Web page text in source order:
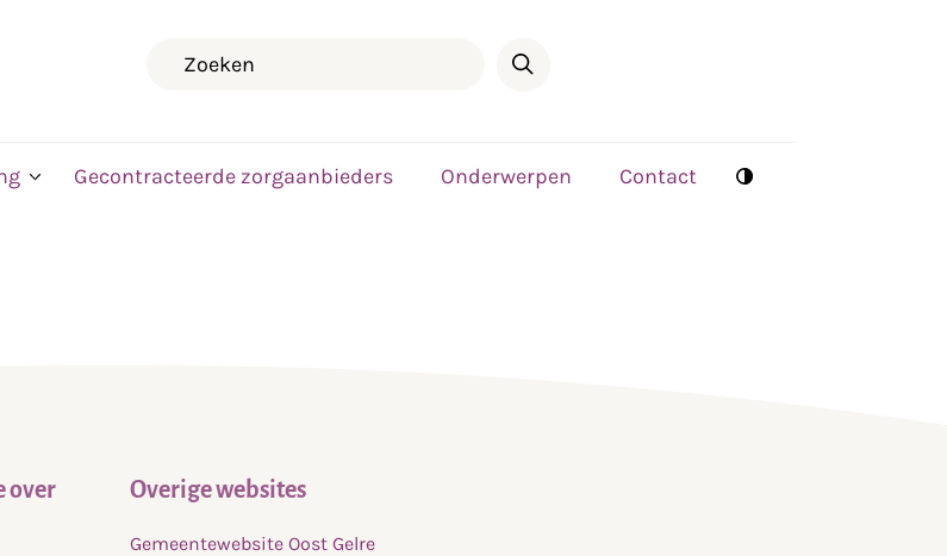
Gecontracteerde zorgaanbieders Onderwerpen Contact
over
Overige websites
Gemeentewebsite Oost Gelre